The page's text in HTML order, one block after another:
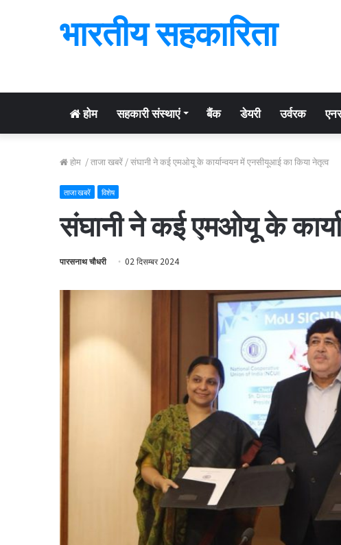
भारतीय सहकारिता
होम सहकारी संस्थाएं बैंक डेयरी उर्वरक
होम /ताजा खबरें /संघानी ने कई एमओयू के कार्यान्वयन में एनसीयूआई का किया नेतृत्व
ताजा खबरें विशेष
संघानी ने कई एमओयू के
पारसनाथ चौधरी 02 दिसम्बर 2024